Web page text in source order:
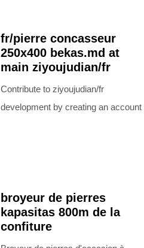
fr/pierre concasseur
250x400 bekas.md at
main ziyoujudian/fr
Contribute to ziyoujudian/fr
development by creating an account
broyeur de pierres
kapasitas 800m de la
confiture